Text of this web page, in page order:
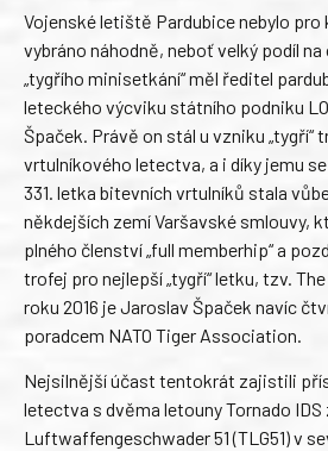
Vojenské letiště Pardubice nebylo pro
vybráno náhodně, neboť velký podíl
„tygřího minisetkání“ měl ředitel
leteckého výcviku státního podniku
Špaček. Právě on stál u vzniku „tygří“
vrtulníkového letectva, a i díky jemu
331. letka bitevních vrtulníků stala
někdejších zemí Varšavské smlouvy,
plného členství „full memberhip“ a
trofej pro nejlepší „tygří“ letku, tzv.
roku 2016 je Jaroslav Špaček navíc
poradcem NATO Tiger Association.
Nejsilnější účast tentokrát zajistili
letectva s dvěma letouny Tornado
Luftwaffengeschwader 51 (TLG51) v